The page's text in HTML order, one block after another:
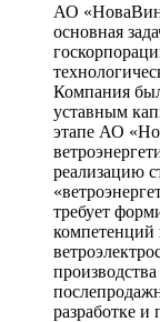
АО
основная
Компания
уставным
этапе АО
реализацию
требует
разработке